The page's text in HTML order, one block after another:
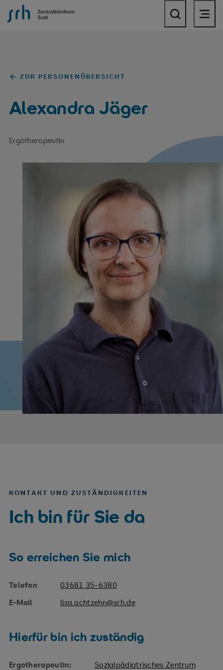
SRH Zentralklinikum Suhl
ZUR PERSONENÜBERSICHT
Alexandra Jäger
Ergotherapeutin
KONTAKT UND ZUSTÄNDIGKEITEN
Ich bin für Sie da
So erreichen Sie mich
Telefon
03681 35-6380
E-Mail
lisa.achtzehn@srh.de
Hierfür bin ich zuständig
Ergotherapeutin: Sozialpädiatrisches Zentrum